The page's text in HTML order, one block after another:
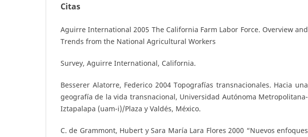
Citas
Aguirre International 2005 The California Farm Labor Force. Overview and
Trends from the National Agricultural Workers
Survey, Aguirre International, California.
Besserer Alatorre, Federico 2004 Topografías transnacionales. Hacia una
geografía de la vida transnacional, Universidad Autónoma Metropolitana-
Iztapalapa (uam-i)/Plaza y Valdés, México.
C. de Grammont, Hubert y Sara María Lara Flores 2000 “Nuevos enfoques